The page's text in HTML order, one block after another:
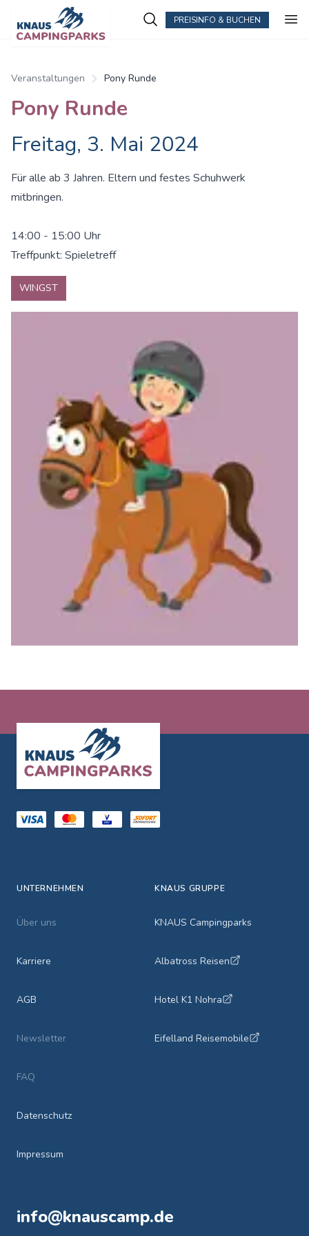
PREISINFO & BUCHEN
Veranstaltungen Pony Runde
Pony Runde
Freitag, 3. Mai 2024
Für alle ab 3 Jahren. Eltern und festes Schuhwerk
mitbringen.
14:00 - 15:00 Uhr
Treffpunkt: Spieletreff
WINGST
UNTERNEHMEN
Über uns
Karriere
AGB
Newsletter
FAQ
Datenschutz
Impressum
KNAUS GRUPPE
KNAUS Campingparks
Albatross Reisen
Hotel K1 Nohra
Eifelland Reisemobile
info@knauscamp.de